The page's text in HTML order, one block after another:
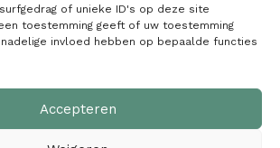
of unieke ID's op deze site
toestemming geeft of uw toestemming
invloed hebben op bepaalde functies
Accepteren
| Webdesign: